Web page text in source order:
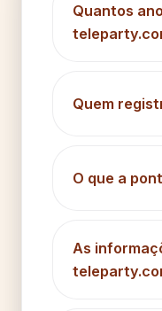
Quantos
Quem
O que a
As